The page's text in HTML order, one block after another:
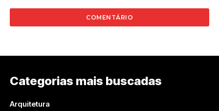
Categorias mais buscadas
Arquitetura